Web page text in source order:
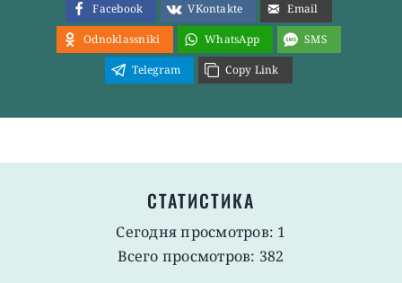
Facebook VKontakte
Email
Odnoklassniki
WhatsApp
SMS
Telegram
Copy Link
СТАТИСТИКА
Сегодня просмотров: 1
Всего просмотров: 382